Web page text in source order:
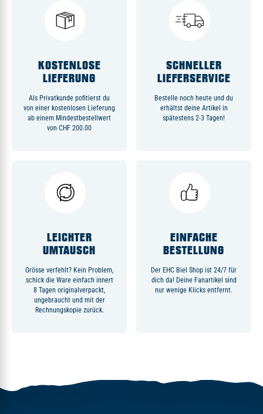
KOSTENLOSE
LIEFERUNG
Als Privatkunde pofitierst du
von einer kostenlosen Lieferung
ab einem Mindestbestellwert
von CHF 200.00
SCHNELLER
LIEFERSERVICE
Bestelle noch heute und du
erhältst deine Artikel in
spätestens 2-3 Tagen!
LEICHTER
UMTAUSCH
Grösse verfehlt? Kein Problem,
schick die Ware einfach innert
8 Tagen originalverpackt,
ungebraucht und mit der
Rechnungskopie zurück.
EINFACHE
BESTELLUNG
Der EHC Biel Shop ist 24/7 für
dich da! Deine Fanartikel sind
nur wenige Klicks entfernt.